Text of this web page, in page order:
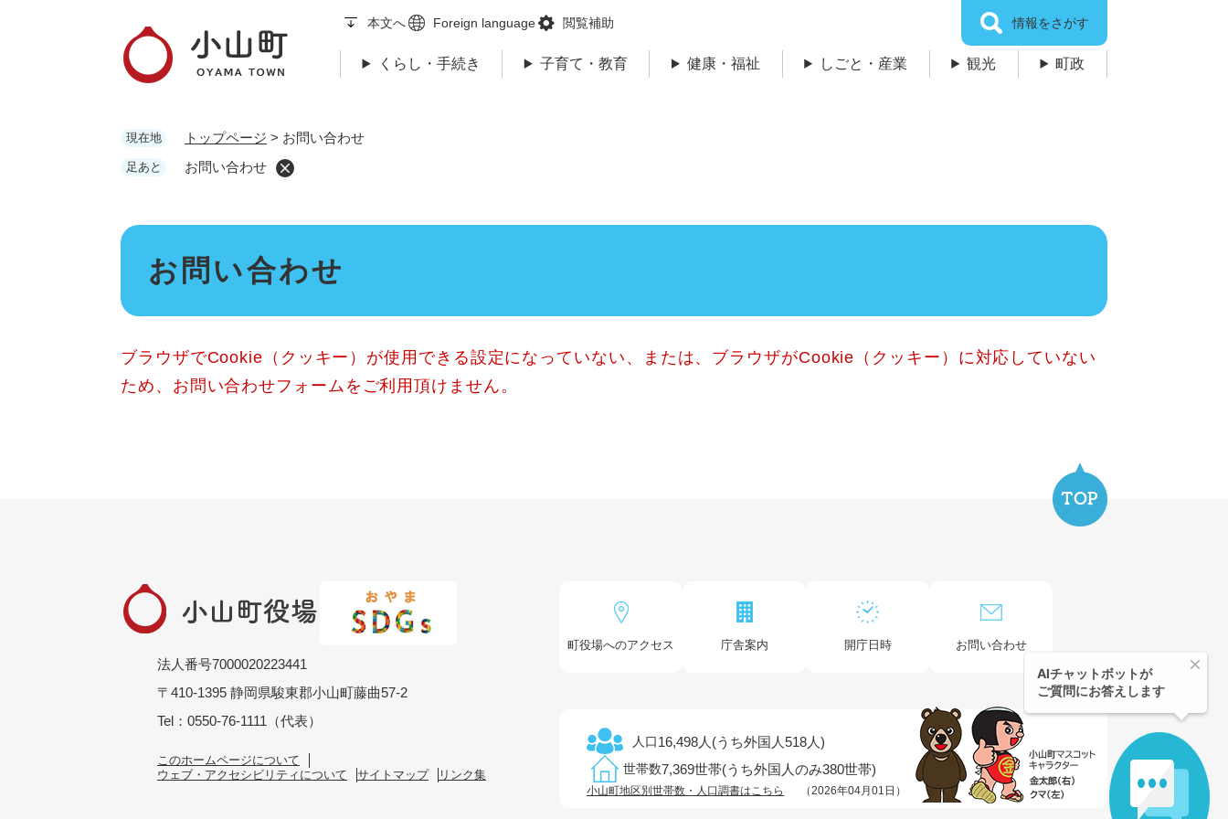
メニューを飛ばして本文へ
本文へ Foreign language 閲覧補助 情報をさがす
くらし・手続き 子育て・教育 健康・福祉 しごと・産業 観光 町政
現在地 トップページ > お問い合わせ
足あと お問い合わせ
本
お問い合わせ
ブラウザでCookie（クッキー）が使用できる設定になっていない、または、ブラウザがCookie（クッキー）に対応していない
ため、お問い合わせフォームをご利用頂けません。
法人番号7000020223441
〒410-1395 静岡県駿東郡小山町藤曲57-2
Tel：0550-76-1111（代表）
このホームページについて
ウェブ・アクセシビリティについて
サイトマップ リンク集
町役場へのアクセス 庁舎案内 開庁日時 お問い合わせ
人口16,498人(うち外国人518人)
世帯数7,369世帯(うち外国人のみ380世帯)
小山町地区別世帯数・人口調書はこちら （2026年04月01日）